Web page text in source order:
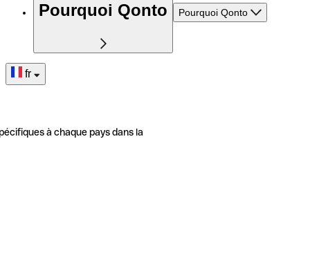
Pourquoi Qonto Pourquoi Qonto
fr
à chaque pays dans la